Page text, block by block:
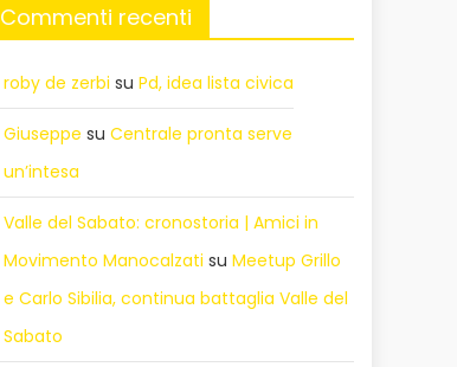
Commenti recenti
roby de zerbi suPd, idea lista civica
Giuseppe suCentrale pronta serve
un’intesa
Valle del Sabato: cronostoria | Amici in
Movimento Manocalzati suMeetup Grillo
e Carlo Sibilia, continua battaglia Valle del
Sabato